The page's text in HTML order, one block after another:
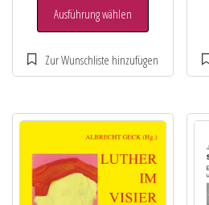
Ausführung wählen